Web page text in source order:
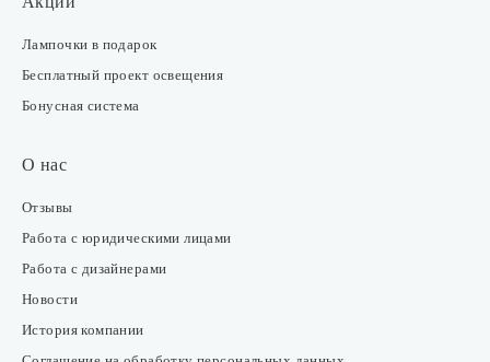
Лампочки в подарок
Бесплатный проект освещения
Бонусная система
О нас
Отзывы
Работа с юридическими лицами
Работа с дизайнерами
Новости
История компании